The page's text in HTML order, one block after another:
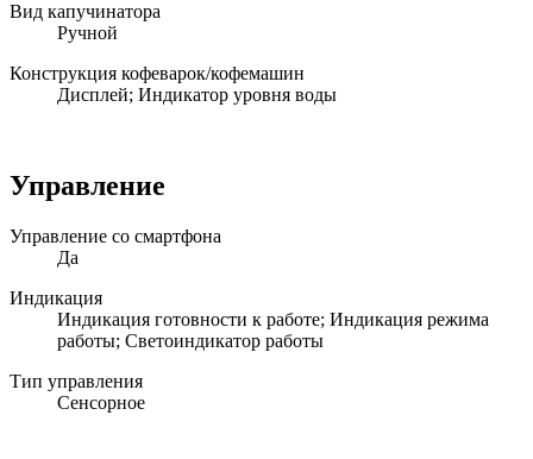
Вид капучинатора
Ручной
Конструкция кофеварок/кофемашин
Дисплей; Индикатор уровня воды
Управление
Управление со смартфона
Да
Индикация
Индикация готовности к работе; Индикация режима
работы; Светоиндикатор работы
Тип управления
Сенсорное